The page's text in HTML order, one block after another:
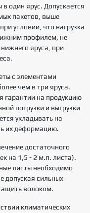
один ярус. Допускается
пакетов, выше
условии, что нагрузка
профилем, не
яруса, при
с элементами
чем в три яруса.
гарантии на продукцию
погрузки и выгрузки
укладывать на
их деформацию.
достаточного
на 1,5 - 2 м.п. листа).
листы необходимо
допуская сильных
волоком.
климатических